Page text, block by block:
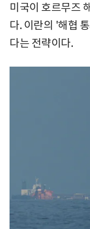
미국이 호르무즈
다. 이란의 '해협
다는 전략이다.